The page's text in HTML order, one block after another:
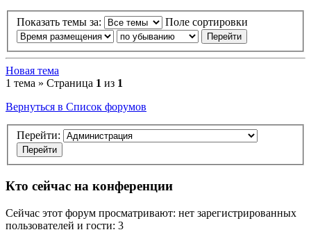
Показать темы за: Поле сортировки
Новая тема
1 тема » Страница 1 из 1
Вернуться в Список форумов
Перейти:
Кто сейчас на конференции
Сейчас этот форум просматривают: нет зарегистрированных
пользователей и гости: 3